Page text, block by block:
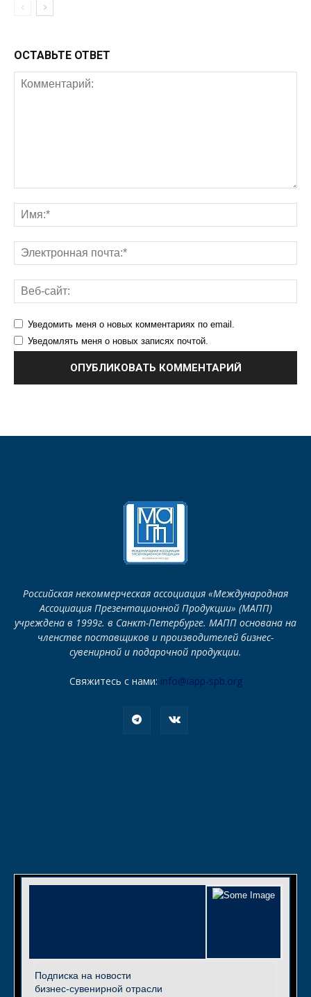
ОСТАВЬТЕ ОТВЕТ
Уведомить меня о новых комментариях по email.
Уведомлять меня о новых записях почтой.
Российская некоммерческая ассоциация «Международная
Ассоциация Презентационной Продукции» (МАПП)
учреждена в 1999г. в Санкт-Петербурге. МАПП основана на
членстве поставщиков и производителей бизнес-
сувенирной и подарочной продукции.
Свяжитесь с нами: info@iapp-spb.org
Подписка на новости
бизнес-сувенирной отрасли